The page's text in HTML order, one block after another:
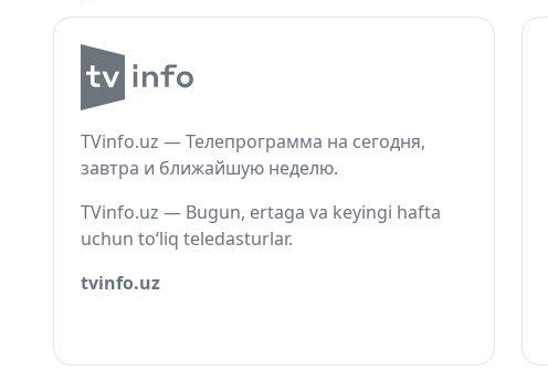
TVinfo.uz — Телепрограмма на сегодня,
завтра и ближайшую неделю.
TVinfo.uz — Bugun, ertaga va keyingi hafta
uchun to‘liq teledasturlar.
tvinfo.uz